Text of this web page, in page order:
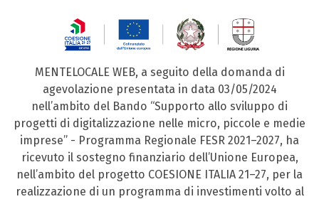
MENTELOCALE WEB, a seguito della domanda di
agevolazione presentata in data 03/05/2024
nell’ambito del Bando “Supporto allo sviluppo di
progetti di digitalizzazione nelle micro, piccole e medie
imprese” - Programma Regionale FESR 2021–2027, ha
ricevuto il sostegno finanziario dell’Unione Europea,
nell’ambito del progetto COESIONE ITALIA 21–27, per la
realizzazione di un programma di investimenti volto al